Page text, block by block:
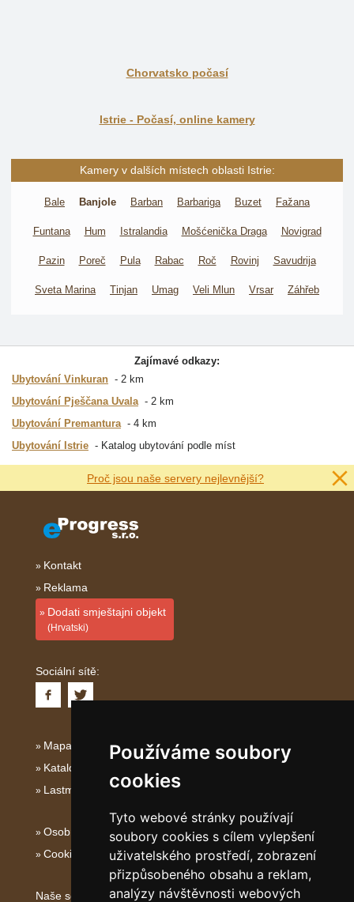
Používáme soubory
cookies
Tyto webové stránky používají
soubory cookies s cílem vylepšení
uživatelského prostředí, zobrazení
přizpůsobeného obsahu a reklam,
analýzy návštěvnosti webových
Chorvatsko počasí
Istrie - Počasí, online kamery
Kamery v dalších místech oblasti Istrie:
Bale Banjole Barban Barbariga Buzet Fažana
Funtana Hum Istralandia Mošćenička Draga Novigrad
Pazin Poreč Pula Rabac Roč Rovinj Savudrija
Sveta Marina Tinjan Umag Veli Mlun Vrsar Záhřeb
Zajímavé odkazy:
Ubytování Vinkuran
2 km
Ubytování Pješčana Uvala
2 km
Ubytování Premantura
4 km
Ubytování Istrie
Katalog ubytování podle míst
Proč jsou naše servery nejlevnější?
Kontakt
Reklama
Dodati smještajni objekt
(Hrvatski)
Sociální sítě:
Mapa serveru Istrie
Katalog ubytování Istrie
Lastminute Istrie
Osobní údaje
Cookies
Naše servery: